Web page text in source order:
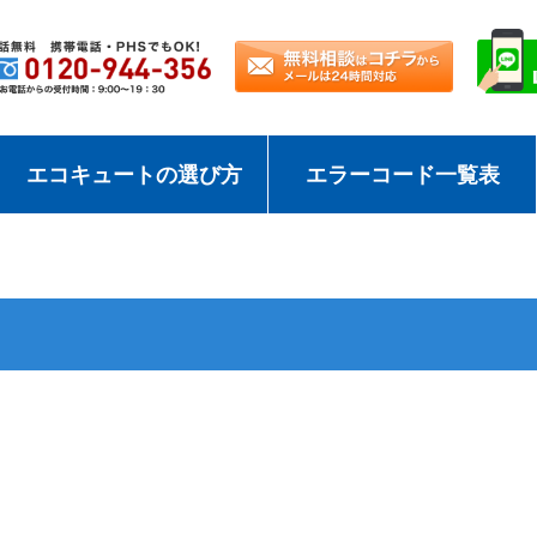
エコキュートの選び方 エラーコード一覧表